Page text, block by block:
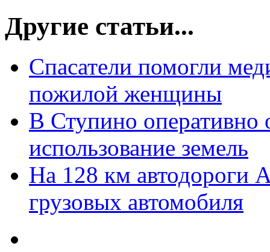
Другие статьи...
Спасатели помогли
пожилой женщины
В Ступино оперативно
использование земель
На 128 км автодороги
грузовых автомобиля